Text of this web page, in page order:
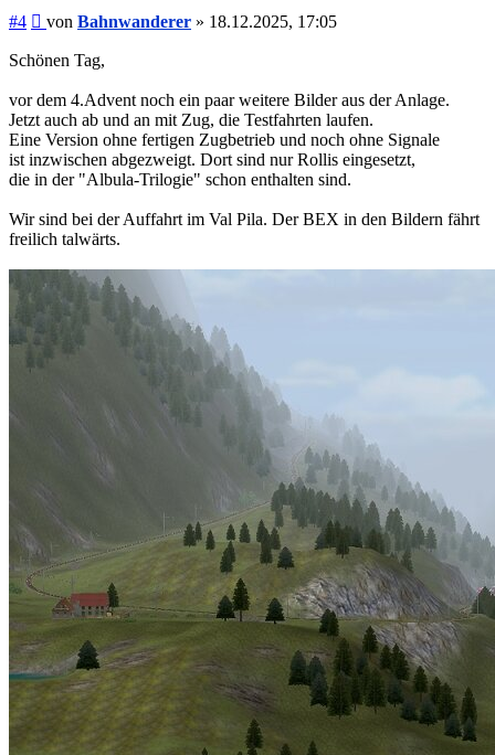
#4 Beitrag
von Bahnwanderer » 18.12.2025, 17:05
Schönen Tag,
vor dem 4.Advent noch ein paar weitere Bilder aus der Anlage.
Jetzt auch ab und an mit Zug, die Testfahrten laufen.
Eine Version ohne fertigen Zugbetrieb und noch ohne Signale
ist inzwischen abgezweigt. Dort sind nur Rollis eingesetzt,
die in der "Albula-Trilogie" schon enthalten sind.
Wir sind bei der Auffahrt im Val Pila. Der BEX in den Bildern fährt
freilich talwärts.